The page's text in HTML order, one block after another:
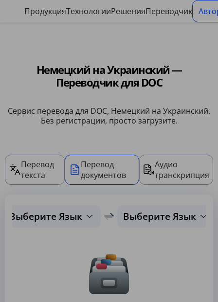
ПродукцияТехнологииРешенияПереводчик
Немецкий на Украинский —
Переводчик для DOC
Сервис перевода для DOC, Немецкий на Украинский.
Без регистрации, просто загрузите.
Перевод
текста
Перевод
документов
Аудио
транскрипция
Выберите Язык Выберите Язык